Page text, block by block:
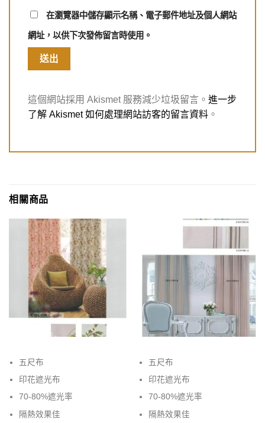
在瀏覽器中儲存顯示名稱、電子郵件地址及個人網站
網址，以供下次發佈留言時使用。
這個網站採用 Akismet 服務減少垃圾留言。 進一步
了解 Akismet 如何處理網站訪客的留言資料 。
相關商品
五尺布
印花遮光布
70-80%遮光率
隔熱效果佳
五尺布
印花遮光布
70-80%遮光率
隔熱效果佳